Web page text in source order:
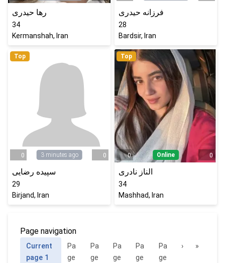
رها حیدری
34
Kermanshah, Iran
فرزانه حیدری
28
Bardsir, Iran
Top
0 3 minutes ago 0
سپیده رضایی
29
Birjand, Iran
Top
0 Online 0
الناز نادری
34
Mashhad, Iran
Page navigation
Current
page 1
Pa
ge
Pa
ge
Pa
ge
Pa
ge
Pa
ge
› »